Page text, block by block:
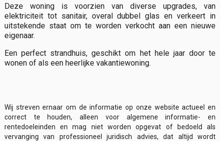
Deze woning is voorzien van diverse upgrades, van
elektriciteit tot sanitair, overal dubbel glas en verkeert in
uitstekende staat om te worden verkocht aan een nieuwe
eigenaar.
Een perfect strandhuis, geschikt om het hele jaar door te
wonen of als een heerlijke vakantiewoning.
Wij streven ernaar om de informatie op onze website actueel en
correct te houden, alleen voor algemene informatie- en
rentedoeleinden en mag niet worden opgevat of bedoeld als
vervanging van professioneel juridisch advies, dat altijd wordt